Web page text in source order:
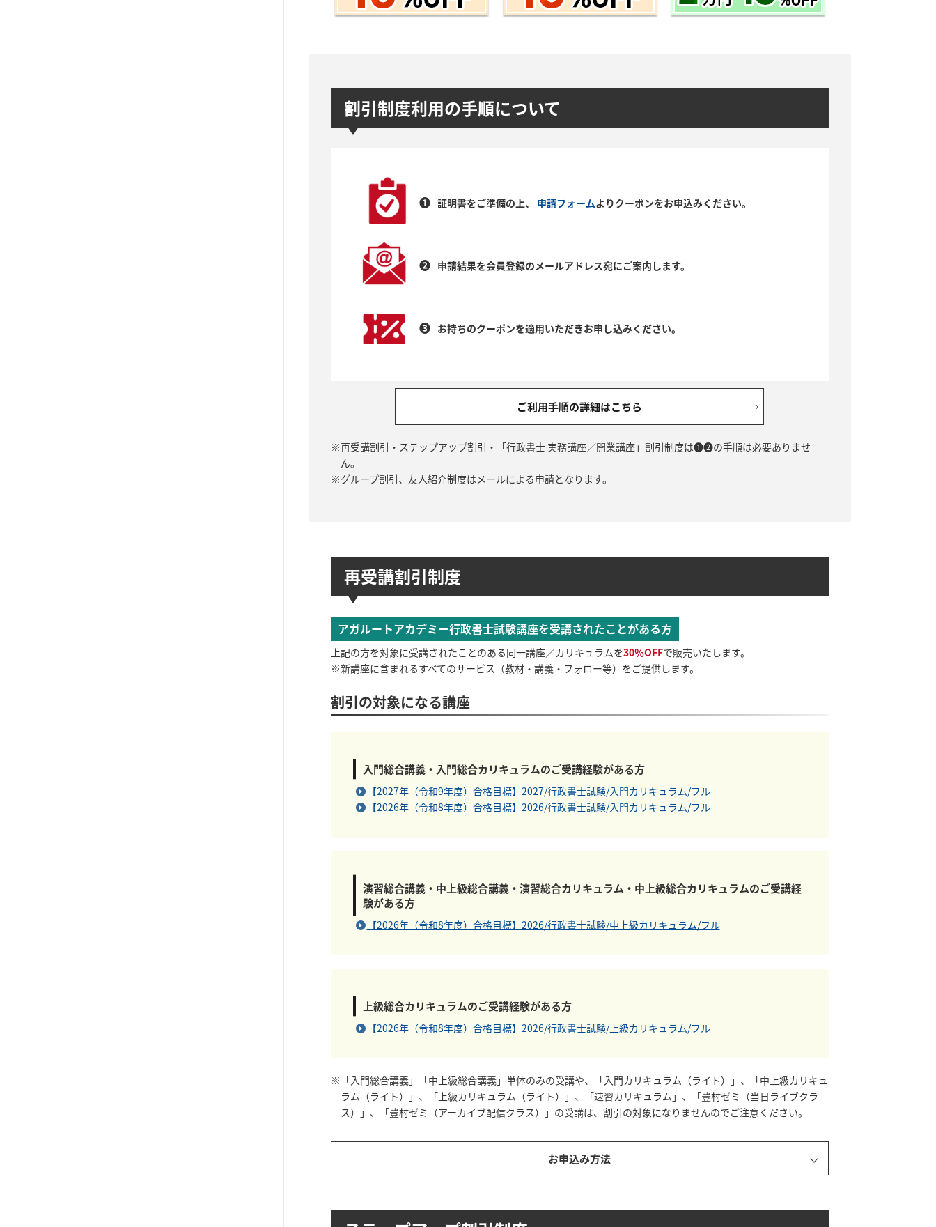
割引制度利用の手順について
❶ 証明書をご準備の上、 申請フォームよりクーポンをお申込みください。
❷ 申請結果を会員登録のメールアドレス宛にご案内します。
❸ お持ちのクーポンを適用いただきお申し込みください。
ご利用手順の詳細はこちら
※再受講割引・ステップアップ割引・「行政書士 実務講座／開業講座」割引制度は❶❷の手順は必要ありませ
ん。
※グループ割引、友人紹介制度はメールによる申請となります。
再受講割引制度
アガルートアカデミー行政書士試験講座を受講されたことがある方
上記の方を対象に受講されたことのある同一講座／カリキュラムを30％OFFで販売いたします。
※新講座に含まれるすべてのサービス（教材・講義・フォロー等）をご提供します。
割引の対象になる講座
入門総合講義・入門総合カリキュラムのご受講経験がある方
【2027年（令和9年度）合格目標】2027/行政書士試験/入門カリキュラム/フル
【2026年（令和8年度）合格目標】2026/行政書士試験/入門カリキュラム/フル
演習総合講義・中上級総合講義・演習総合カリキュラム・中上級総合カリキュラムのご受講経
験がある方
【2026年（令和8年度）合格目標】2026/行政書士試験/中上級カリキュラム/フル
上級総合カリキュラムのご受講経験がある方
【2026年（令和8年度）合格目標】2026/行政書士試験/上級カリキュラム/フル
※「入門総合講義」「中上級総合講義」単体のみの受講や、「入門カリキュラム（ライト）」、「中上級カリキュ
ラム（ライト）」、「上級カリキュラム（ライト）」、「速習カリキュラム」、「豊村ゼミ（当日ライブクラ
ス）」、「豊村ゼミ（アーカイブ配信クラス）」の受講は、割引の対象になりませんのでご注意ください。
お申込み方法